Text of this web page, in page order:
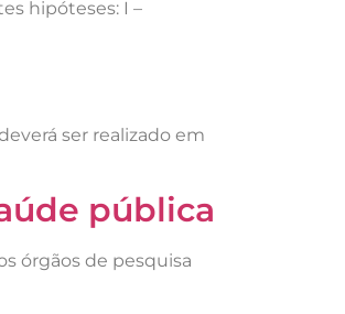
hipóteses: I –
ser realizado em
pública
órgãos de pesquisa